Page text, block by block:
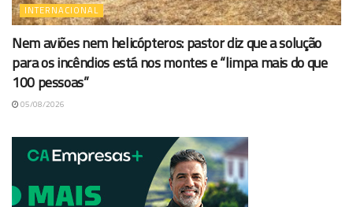
INTERNACIONAL
Nem aviões nem helicópteros: pastor diz que a solução
para os incêndios está nos montes e “limpa mais do que
100 pessoas”
05/08/2026